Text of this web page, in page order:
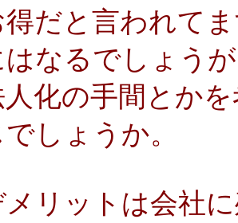
得だと言われて
はなるでしょう
化の手間とか
でしょうか。
メリットは会社